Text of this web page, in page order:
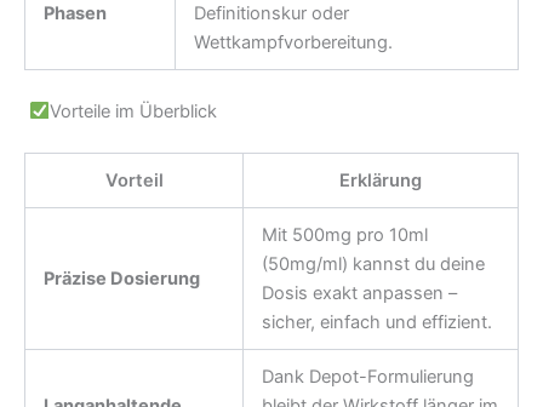
Phasen
Definitionskur oder
Wettkampfvorbereitung.
Vorteile im Überblick
Vorteil Erklärung
Präzise Dosierung
Mit 500mg pro 10ml
(50mg/ml) kannst du deine
Dosis exakt anpassen –
sicher, einfach und effizient.
Dank Depot-Formulierung